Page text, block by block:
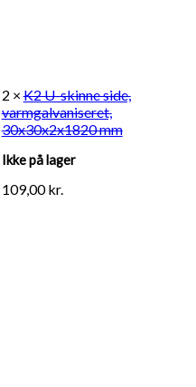
2 ×K2 U-skinne side,
varmgalvaniseret,
30x30x2x1820 mm
Ikke på lager
109,00kr.